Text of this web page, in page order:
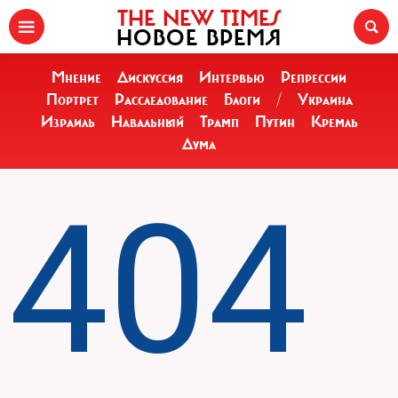
THE NEW TIMES
НОВОЕ ВРЕМЯ
Мнение Дискуссия Интервью
Репрессии
Портрет
Расследование Блоги /
Украина
Израиль
Навальный Трамп Путин
Кремль
Дума
404